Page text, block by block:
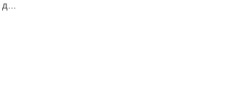
Крепление для доски торцевое толщина 2,0мм